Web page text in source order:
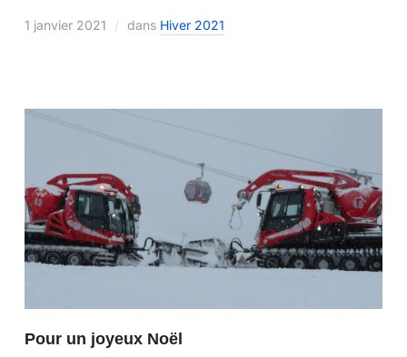
1 janvier 2021 dans Hiver 2021
Pour un joyeux Noël